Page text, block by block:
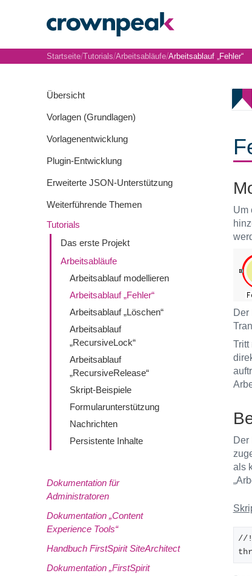
Übersicht
Vorlagen (Grundlagen)
Vorlagenentwicklung
Plugin-Entwicklung
Erweiterte JSON-Unterstützung
Weiterführende Themen
Tutorials
Das erste Projekt
Arbeitsabläufe
Arbeitsablauf modellieren
Arbeitsablauf „Fehler“
Arbeitsablauf „Löschen“
Arbeitsablauf
„RecursiveLock“
Arbeitsablauf
„RecursiveRelease“
Skript-Beispiele
Formularunterstützung
Nachrichten
Persistente Inhalte
Dokumentation für
Administratoren
Dokumentation „Content
Experience Tools“
Handbuch FirstSpirit SiteArchitect
Dokumentation „FirstSpirit
Startseite/Tutorials/Arbeitsabläufe/Arbeitsablauf „Fehler“
Um
Der
Tritt
Der
als
//